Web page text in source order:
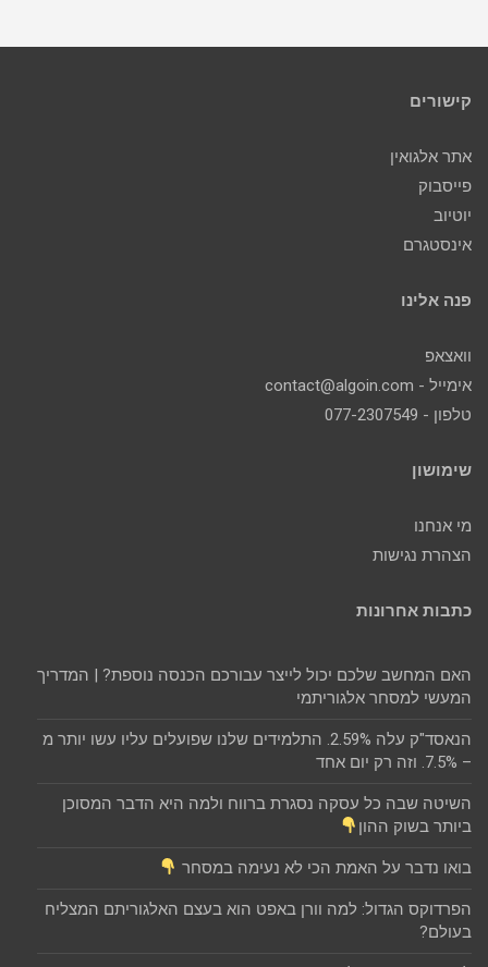
קישורים
אתר אלגואין
פייסבוק
יוטיוב
אינסטגרם
פנה אלינו
וואצאפ
אימייל - contact@algoin.com
טלפון - 077-2307549
שימושון
מי אנחנו
הצהרת נגישות
כתבות אחרונות
האם המחשב שלכם יכול לייצר עבורכם הכנסה נוספת? | המדריך
המעשי למסחר אלגוריתמי
הנאסד"ק עלה 2.59%. התלמידים שלנו שפועלים עליו עשו יותר מ
– 7.5%. וזה רק יום אחד
השיטה שבה כל עסקה נסגרת ברווח ולמה היא הדבר המסוכן
ביותר בשוק ההון
בואו נדבר על האמת הכי לא נעימה במסחר
הפרדוקס הגדול: למה וורן באפט הוא בעצם האלגוריתם המצליח
בעולם?